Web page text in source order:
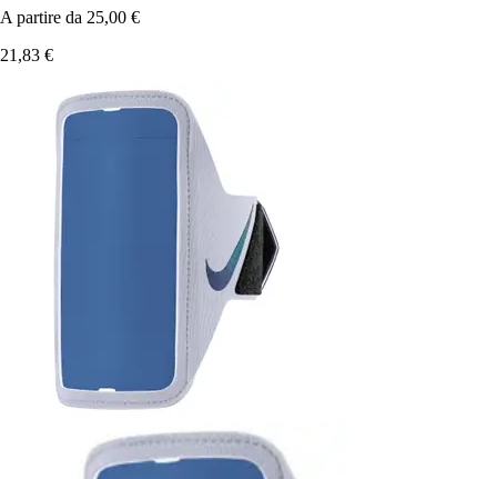
A partire da 25,00 €
21,83 €